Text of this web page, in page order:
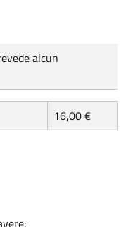
alcun
16,00 €